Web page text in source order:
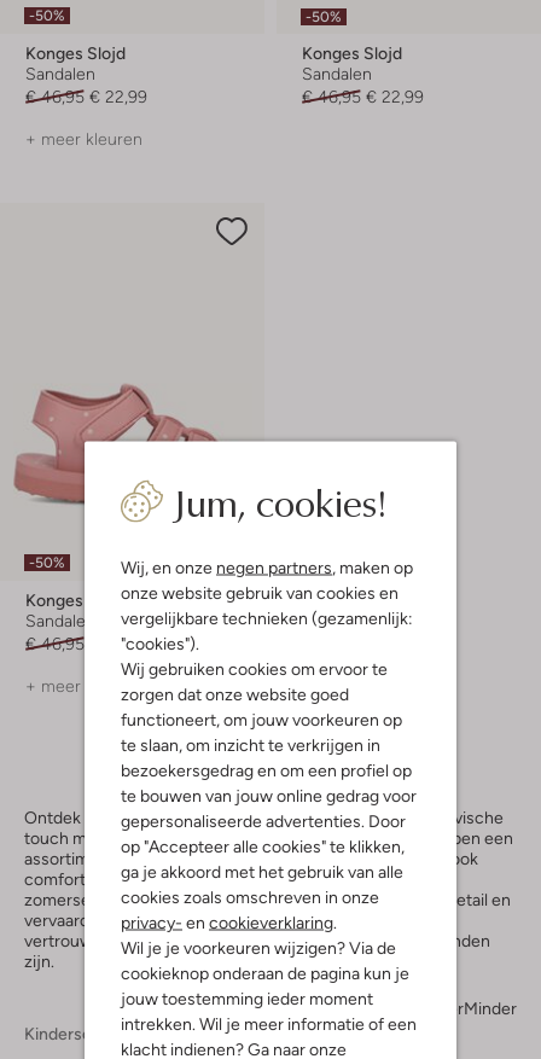
Jum, cookies!
Wij, en onze negen partners , maken op
onze website gebruik van cookies en
vergelijkbare technieken (gezamenlijk:
"cookies").
Wij gebruiken cookies om ervoor te
zorgen dat onze website goed
functioneert, om jouw voorkeuren op
te slaan, om inzicht te verkrijgen in
bezoekersgedrag en om een profiel op
te bouwen van jouw online gedrag voor
gepersonaliseerde advertenties. Door
op "Accepteer alle cookies" te klikken,
ga je akkoord met het gebruik van alle
cookies zoals omschreven in onze
privacy- en cookieverklaring
Wil je je voorkeuren wijzigen? Via de
cookieknop onderaan de pagina kun je
jouw toestemming ieder moment
intrekken. Wil je meer informatie of een
klacht indienen? Ga naar onze
-50%
Konges Slojd
Sandalen
€ 46,95 € 22,99
+ meer kleuren
-50%
Konges Slojd
Sandalen
€ 46,95 € 22,99
-50%
Konges Slojd
Sandalen
€ 46,95
€ 22,99
+ meer kleuren
Ontdek de charme vankindersandalenmet een Scandinavische
touch met onze collectie Konges Sløjd sandalen. We hebben een
assortiment samengesteld dat niet alleen stijlvol is, maar ook
comfortabel voor de kleintjes om te dragen tijdens al hun
zomerse avonturen. Elk paar is ontworpen met oog voor detail en
vervaardigd met de beste materialen, dus je kunt erop
vertrouwen dat de voeten van jouw kinderen in goede handen
zijn.
MeerMinder
Kinderschoenen